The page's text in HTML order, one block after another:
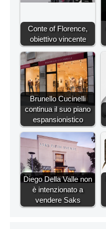
Conte of Florence,
obiettivo vincente
Brunello Cucinelli
continua il suo piano
espansionistico
Diego Della Valle non
è intenzionato a
vendere Saks